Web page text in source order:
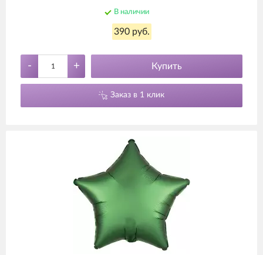
В наличии
390 руб.
- + Купить
Заказ в 1 клик